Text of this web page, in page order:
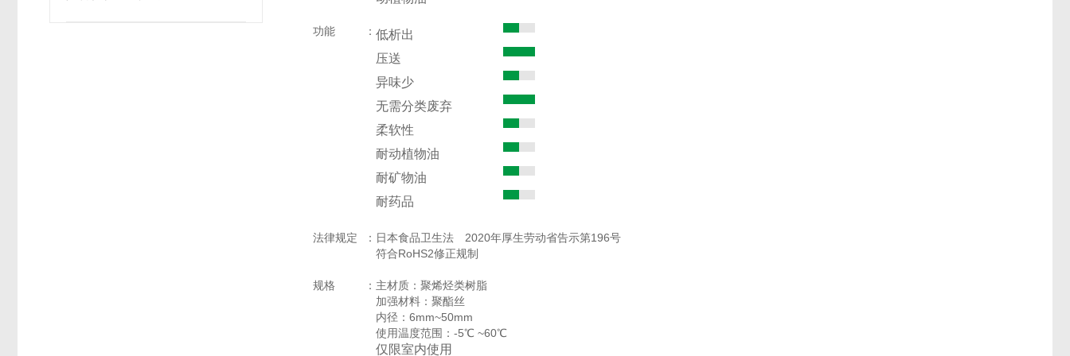
功能 ：低析出
压送
异味少
无需分类废弃
柔软性
耐动植物油
耐矿物油
耐药品
法律规定 ： 日本食品卫生法 2020年厚生劳动省告示第196号
符合RoHS2修正规制
规格 ： 主材质：聚烯烃类树脂
加强材料：聚酯丝
内径：6mm~50mm
使用温度范围：-5℃ ~60℃
仅限室内使用